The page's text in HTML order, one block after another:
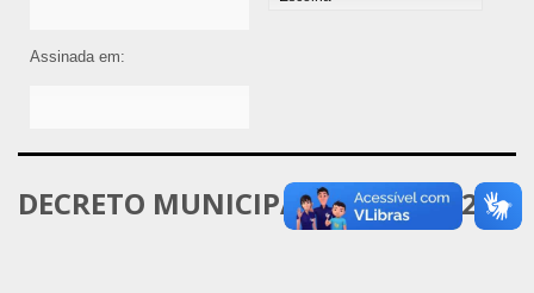
Assinada em:
DECRETO MUNICIPAL Nº 215/2024